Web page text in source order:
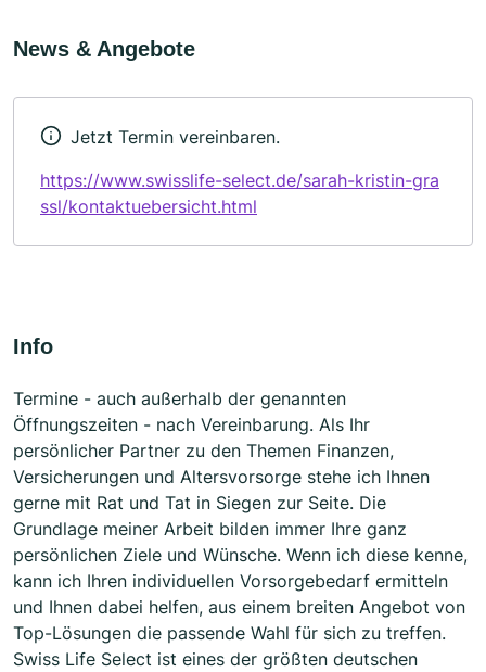
News & Angebote
Jetzt Termin vereinbaren.
https://www.swisslife-select.de/sarah-kristin-gra
ssl/kontaktuebersicht.html
Info
Termine - auch außerhalb der genannten
Öffnungszeiten - nach Vereinbarung. Als Ihr
persönlicher Partner zu den Themen Finanzen,
Versicherungen und Altersvorsorge stehe ich Ihnen
gerne mit Rat und Tat in Siegen zur Seite. Die
Grundlage meiner Arbeit bilden immer Ihre ganz
persönlichen Ziele und Wünsche. Wenn ich diese kenne,
kann ich Ihren individuellen Vorsorgebedarf ermitteln
und Ihnen dabei helfen, aus einem breiten Angebot von
Top-Lösungen die passende Wahl für sich zu treffen.
Swiss Life Select ist eines der größten deutschen